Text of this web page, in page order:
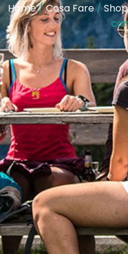
Home/Cosa Fare/